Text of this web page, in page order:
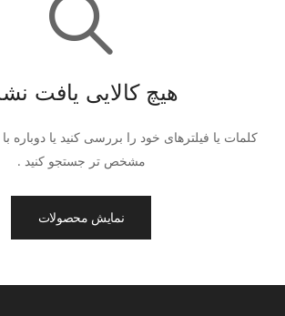
هیچ کالایی یافت
کلمات یا فیلترهای خود را بررسی کنید یا دوباره
مشخص تر جستجو کنید .
نمایش محصولات